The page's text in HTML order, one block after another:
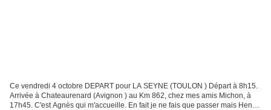
Ce vendredi 4 octobre DEPART pour LA SEYNE (TOULON ) Départ à 8h15.
Arrivée à Chateaurenard (Avignon ) au Km 862, chez mes amis Michon, à
17h45. C'est Agnès qui m'accueille. En fait je ne fais que passer mais Henri